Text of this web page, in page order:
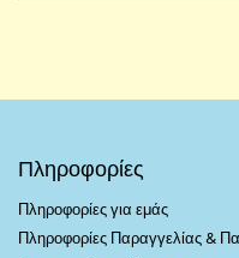
Πληροφορίες
Πληροφορίες για εμάς
Πληροφορίες Παραγγελίας &